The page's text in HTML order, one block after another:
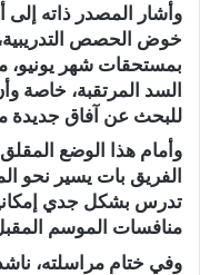
وأشار المصدر ذاته إلى
خوض الحصص
بمستحقات شهر يونيو،
السد المرتقبة، خاصة
للبحث عن آفاق جديدة
وأمام هذا الوضع
الفريق بات يسير نحو
تدرس بشكل جدي
منافسات الموسم
وفي ختام مراسلته،